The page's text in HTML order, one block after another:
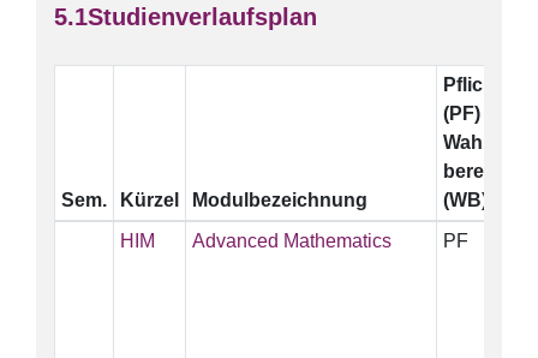
Studienverlaufsplan
Sem. Kürzel Modulbezeichnung
Pflicht
(PF)
Wahl-
bereich
(WB)
HIM Advanced Mathematics PF